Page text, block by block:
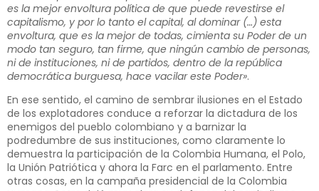
es la mejor envoltura política de que puede revestirse el
capitalismo, y por lo tanto el capital, al dominar (…) esta
envoltura, que es la mejor de todas, cimienta su Poder de un
modo tan seguro, tan firme, que ningún cambio de personas,
ni de instituciones, ni de partidos, dentro de la república
democrática burguesa, hace vacilar este Poder».
En ese sentido, el camino de sembrar ilusiones en el Estado
de los explotadores conduce a reforzar la dictadura de los
enemigos del pueblo colombiano y a barnizar la
podredumbre de sus instituciones, como claramente lo
demuestra la participación de la Colombia Humana, el Polo,
la Unión Patriótica y ahora la Farc en el parlamento. Entre
otras cosas, en la campaña presidencial de la Colombia